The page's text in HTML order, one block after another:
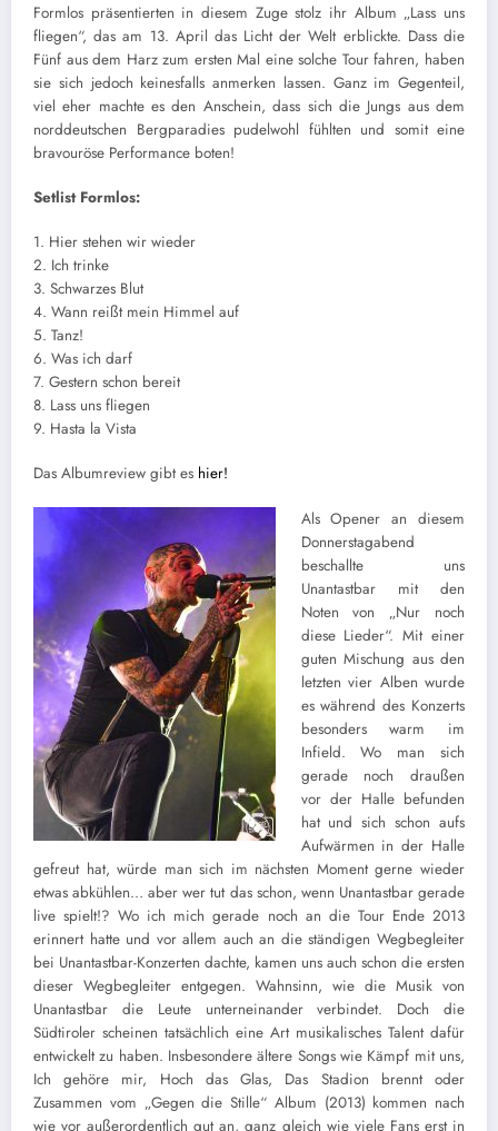
Formlos präsentierten in diesem Zuge stolz ihr Album „Lass uns
fliegen“, das am 13. April das Licht der Welt erblickte. Dass die
Fünf aus dem Harz zum ersten Mal eine solche Tour fahren, haben
sie sich jedoch keinesfalls anmerken lassen. Ganz im Gegenteil,
viel eher machte es den Anschein, dass sich die Jungs aus dem
norddeutschen Bergparadies pudelwohl fühlten und somit eine
bravouröse Performance boten!
Setlist Formlos:
1. Hier stehen wir wieder
2. Ich trinke
3. Schwarzes Blut
4. Wann reißt mein Himmel auf
5. Tanz!
6. Was ich darf
7. Gestern schon bereit
8. Lass uns fliegen
9. Hasta la Vista
Das Albumreview gibt es hier!
Als Opener an diesem
Donnerstagabend
beschallte uns
Unantastbar mit den
Noten von „Nur noch
diese Lieder“. Mit einer
guten Mischung aus den
letzten vier Alben wurde
es während des Konzerts
besonders warm im
Infield. Wo man sich
gerade noch draußen
vor der Halle befunden
hat und sich schon aufs
Aufwärmen in der Halle
gefreut hat, würde man sich im nächsten Moment gerne wieder
etwas abkühlen… aber wer tut das schon, wenn Unantastbar gerade
live spielt!? Wo ich mich gerade noch an die Tour Ende 2013
erinnert hatte und vor allem auch an die ständigen Wegbegleiter
bei Unantastbar-Konzerten dachte, kamen uns auch schon die ersten
dieser Wegbegleiter entgegen. Wahnsinn, wie die Musik von
Unantastbar die Leute unterneinander verbindet. Doch die
Südtiroler scheinen tatsächlich eine Art musikalisches Talent dafür
entwickelt zu haben. Insbesondere ältere Songs wie Kämpf mit uns,
Ich gehöre mir, Hoch das Glas, Das Stadion brennt oder
Zusammen vom „Gegen die Stille“ Album (2013) kommen nach
wie vor außerordentlich gut an, ganz gleich wie viele Fans erst in